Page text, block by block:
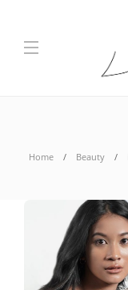
Home Beauty